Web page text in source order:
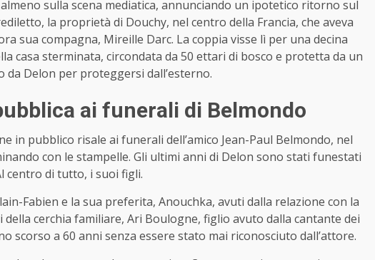
sulla scena mediatica, annunciando un ipotetico ritorno sul
la proprietà di Douchy, nel centro della Francia, che aveva
sua compagna, Mireille Darc. La coppia visse lì per una decina
casa sterminata, circondata da 50 ettari di bosco e protetta da un
Delon per proteggersi dall’esterno.
ai funerali di Belmondo
in pubblico risale ai funerali dell’amico Jean-Paul Belmondo, nel
con le stampelle. Gli ultimi anni di Delon sono stati funestati
centro di tutto, i suoi figli.
Fabien e la sua preferita, Anouchka, avuti dalla relazione con la
della cerchia familiare, Ari Boulogne, figlio avuto dalla cantante dei
scorso a 60 anni senza essere stato mai riconosciuto dall’attore.